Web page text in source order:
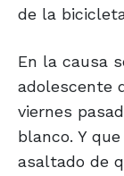
de la
En la causa
adolescente
viernes
blanco. Y
asaltado de